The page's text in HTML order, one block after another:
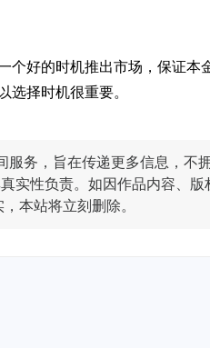
个好的时机推出市场，保证本
选择时机很重要。
服务，旨在传递更多信息，不
实性负责。如因作品内容、
本站将立刻删除。